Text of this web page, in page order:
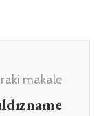
makale